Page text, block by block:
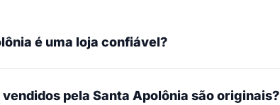
é uma loja confiável?
pela Santa Apolônia são originais?